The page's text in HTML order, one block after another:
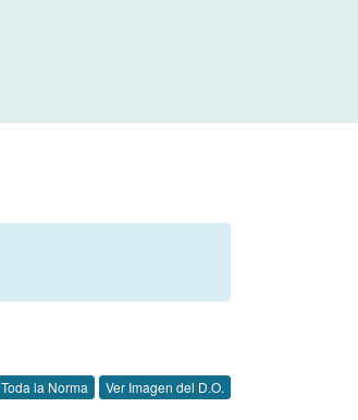
Toda la Norma Ver Imagen del D.O.